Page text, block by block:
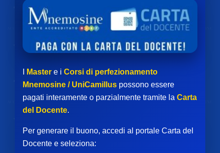
Master e i Corsi di perfezionamento
Mnemosine / UniCamillus possono essere
pagati interamente o parzialmente tramite la Carta
del Docente.
Per generare il buono, accedi al portale Carta del
Docente e seleziona: